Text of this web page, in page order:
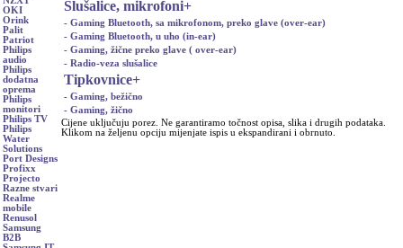
OKI
Orink
Palit
Patriot
Philips
audio
Philips
dodatna
oprema
Philips
monitori
Philips TV
Philips
Water
Solutions
Port Designs
Profixx
Projecto
Razne stvari
Realme
mobile
Renusol
Samsung
B2B
Slušalice, mikrofoni+
- Gaming Bluetooth, sa mikrofonom, preko glave (over-ear)
- Gaming Bluetooth, u uho (in-ear)
- Gaming, žične preko glave ( over-ear)
- Radio-veza slušalice
Tipkovnice+
- Gaming, bežično
- Gaming, žično
Cijene uključuju porez. Ne garantiramo točnost opisa, slika i drugih podataka.
Klikom na željenu opciju mijenjate ispis u ekspandirani i obrnuto.